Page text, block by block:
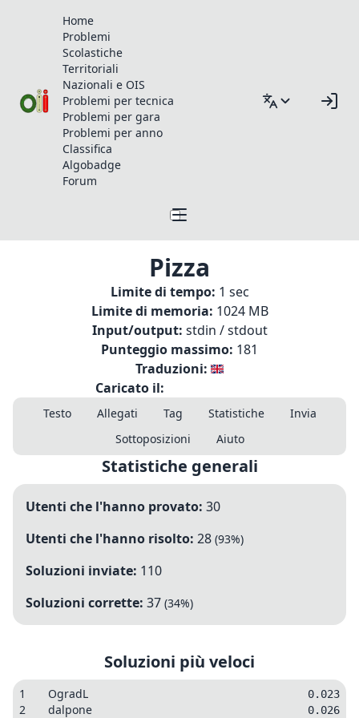
Home
Problemi
Scolastiche
Territoriali
Nazionali e OIS
Problemi per tecnica
Problemi per gara
Problemi per anno
Classifica
Algobadge
Forum
Pizza
Limite di tempo: 1 sec
Limite di memoria: 1024 MB
Input/output: stdin / stdout
Punteggio massimo: 181
Traduzioni:
Caricato il:
Testo Allegati Tag Statistiche
Invia
Sottoposizioni
Aiuto
Statistiche generali
Utenti che l'hanno provato: 30
Utenti che l'hanno risolto: 28 (93%)
Soluzioni inviate: 110
Soluzioni corrette: 37 (34%)
Soluzioni più veloci
1 OgradL 0.023
2 dalpone 0.026